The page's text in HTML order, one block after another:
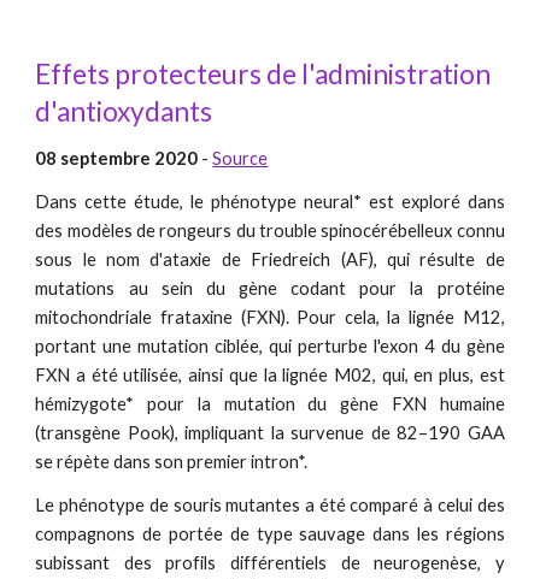
Effets protecteurs de l'administration
d'antioxydants
08 septembre 2020 -Source
Dans cette étude, le phénotype neural* est exploré dans
des modèles de rongeurs du trouble spinocérébelleux connu
sous le nom d'ataxie de Friedreich (AF), qui résulte de
mutations au sein du gène codant pour la protéine
mitochondriale frataxine (FXN). Pour cela, la lignée M12,
portant une mutation ciblée, qui perturbe l'exon 4 du gène
FXN a été utilisée, ainsi que la lignée M02, qui, en plus, est
hémizygote* pour la mutation du gène FXN humaine
(transgène Pook), impliquant la survenue de 82–190 GAA
se répète dans son premier intron*.
Le phénotype de souris mutantes a été comparé à celui des
compagnons de portée de type sauvage dans les régions
subissant des profils différentiels de neurogenèse, y